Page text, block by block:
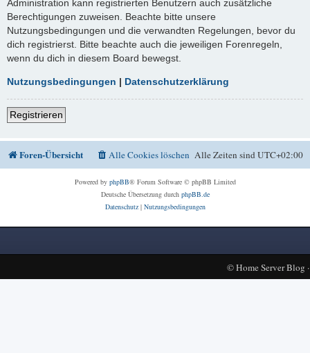
Administration kann registrierten Benutzern auch zusätzliche
Berechtigungen zuweisen. Beachte bitte unsere
Nutzungsbedingungen und die verwandten Regelungen, bevor du
dich registrierst. Bitte beachte auch die jeweiligen Forenregeln,
wenn du dich in diesem Board bewegst.
Nutzungsbedingungen | Datenschutzerklärung
Registrieren
Foren-Übersicht Alle Zeiten sindUTC+02:00
Alle Cookies löschen
Powered by phpBB® Forum Software © phpBB Limited
Deutsche Übersetzung durch phpBB.de
Datenschutz| Nutzungsbedingungen
©Home Server Blog